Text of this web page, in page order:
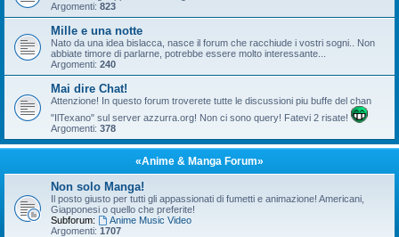
Argomenti: 823
Mille e una notte
Nato da una idea bislacca, nasce il forum che racchiude i vostri sogni.. Non
abbiate timore di parlarne, potrebbe essere molto interessante...
Argomenti: 240
Mai dire Chat!
Attenzione! In questo forum troverete tutte le discussioni piu buffe del chan
"IlTexano" sul server azzurra.org! Non ci sono query! Fatevi 2 risate!
Argomenti: 378
«Anime & Manga Forum»
Non solo Manga!
Il posto giusto per tutti gli appassionati di fumetti e animazione! Americani,
Giapponesi o quello che preferite!
Subforum:
Anime Music Video
Argomenti: 1707